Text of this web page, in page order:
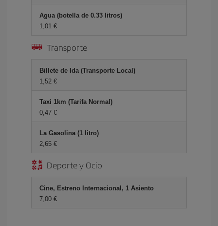
Agua (botella de 0.33 litros)
1,01 €
Transporte
Billete de Ida (Transporte Local)
1,52 €
Taxi 1km (Tarifa Normal)
0,47 €
La Gasolina (1 litro)
2,65 €
Deporte y Ocio
Cine, Estreno Internacional, 1 Asiento
7,00 €